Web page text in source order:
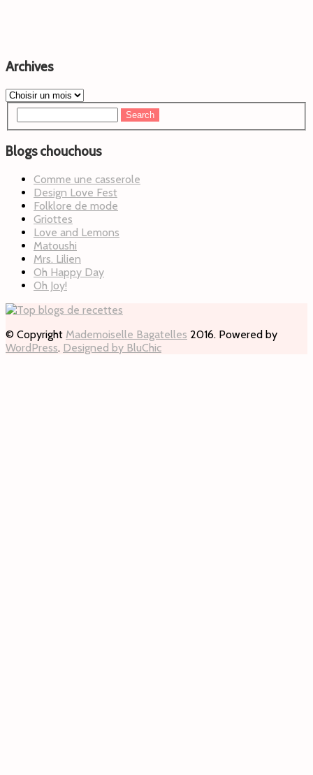
Archives
Blogs chouchous
Comme une casserole
Design Love Fest
Folklore de mode
Griottes
Love and Lemons
Matoushi
Mrs. Lilien
Oh Happy Day
Oh Joy!
© Copyright Mademoiselle Bagatelles 2016. Powered by
WordPress. Designed by BluChic